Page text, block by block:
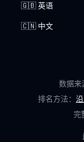
🇬🇧 英语
🇨🇳 中文
数据来
排名方法：
完